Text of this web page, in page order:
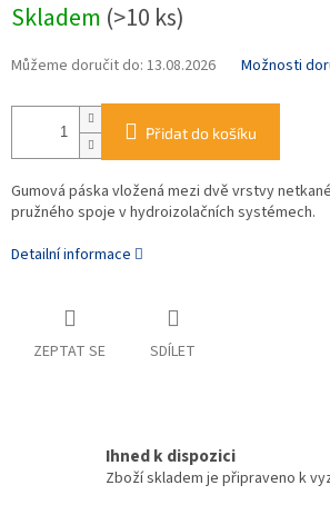
cena:
Skladem (>10 ks)
Můžeme doručit do: 13.08.2026 Možnosti
Přidat do košíku
Gumová páska vložená mezi dvě vrstvy
pružného spoje v hydroizolačních systémech.
Detailní informace
ZEPTAT SE SDÍLET
Ihned k dispozici
Zboží skladem je připraveno k